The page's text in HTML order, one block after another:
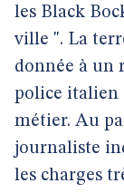
les Black
ville ". La
donnée à un
police italien
métier. Au
journaliste
les charges